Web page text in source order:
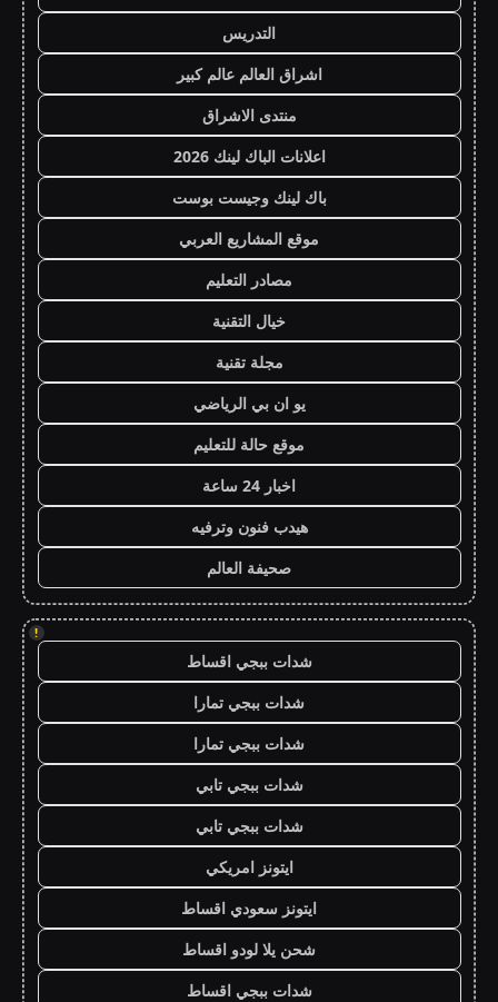
التدريس
اشراق العالم عالم كبير
منتدى الاشراق
اعلانات الباك لينك 2026
باك لينك وجيست بوست
موقع المشاريع العربي
مصادر التعليم
خيال التقنية
مجلة تقنية
يو ان بي الرياضي
موقع حالة للتعليم
اخبار 24 ساعة
هيدب فنون وترفيه
صحيفة العالم
!
شدات ببجي اقساط
شدات ببجي تمارا
شدات ببجي تمارا
شدات ببجي تابي
شدات ببجي تابي
ايتونز امريكي
ايتونز سعودي اقساط
شحن يلا لودو اقساط
شدات ببجي اقساط